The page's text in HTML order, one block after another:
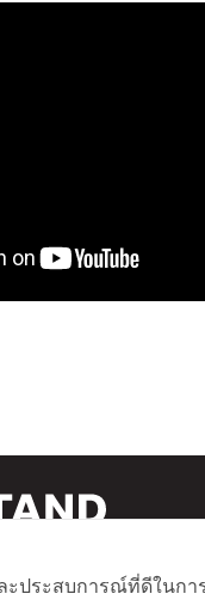
ะประสบการณ์ที่ดีในก